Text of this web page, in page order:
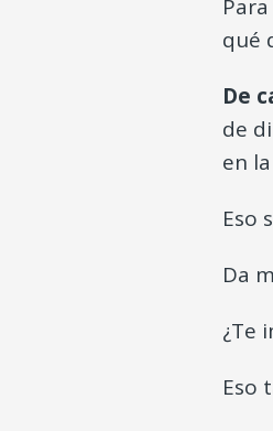
qué
De
de
en
Eso
Da
¿Te
Eso